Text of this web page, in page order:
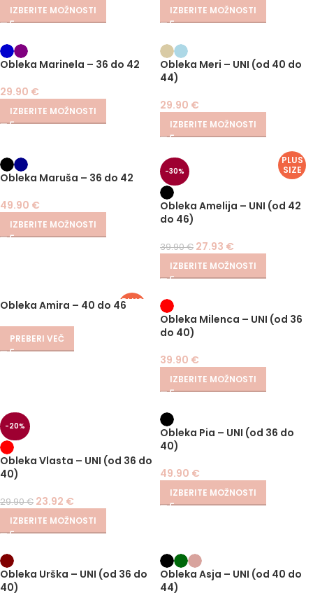
IZBERITE MOŽNOSTI IZBERITE MOŽNOSTI
Obleka Marinela – 36 do 42
29.90 €
IZBERITE MOŽNOSTI
Obleka Meri – UNI (od 40 do
44)
29.90 €
IZBERITE MOŽNOSTI
Obleka Maruša – 36 do 42
49.90 €
IZBERITE MOŽNOSTI
PLUS
SIZE
-30%
Obleka Amelija – UNI (od 42
do 46)
39.90€ 27.93 €
IZBERITE MOŽNOSTI
PLUS
SIZE
Obleka Amira – 40 do 46
PREBERI VEČ
Obleka Milenca – UNI (od 36
do 40)
39.90 €
IZBERITE MOŽNOSTI
-20%
Obleka Vlasta – UNI (od 36 do
40)
29.90€ 23.92 €
IZBERITE MOŽNOSTI
Obleka Pia – UNI (od 36 do
40)
49.90 €
IZBERITE MOŽNOSTI
Obleka Urška – UNI (od 36 do
40)
Obleka Asja – UNI (od 40 do
44)